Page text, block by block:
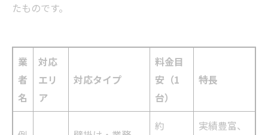
たものです。
業
者
名
対応
エリ
ア
対応タイプ
料金目
安（1
台）
特長
約 実績豊富、